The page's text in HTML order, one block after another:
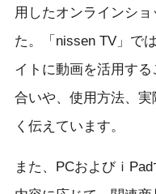
用したオンラインシ
た。「nissen TV」で
イトに動画を活用す
合いや、使用方法、
く伝えています。
また、PCおよびｉ